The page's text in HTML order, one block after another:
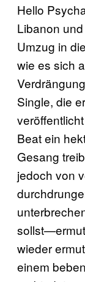
Hello
Libanon
Umzug in
wie es sich
Single, die
Beat ein
Gesang
jedoch von
wieder
einem